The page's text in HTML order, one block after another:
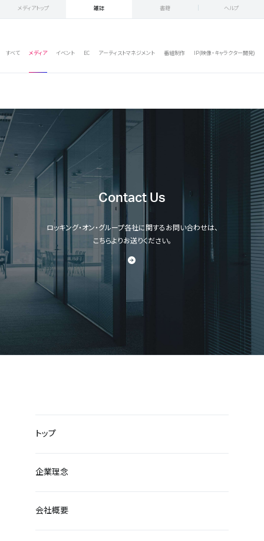
メディアトップ 雑誌 書籍 ヘルプ
すべて メディア イベント EC アーティストマネジメント 番組制作 IP(映像・キャラクター開発)
Contact Us
ロッキング・オン・グループ各社に関するお問い合わせは、
こちらよりお送りください。
トップ
企業理念
会社概要